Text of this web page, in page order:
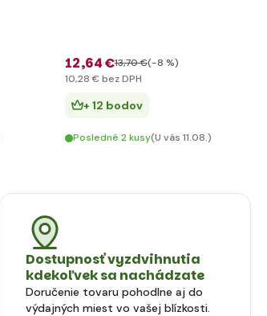
12,64 €13,70 €(-8 %)
10,28 € bez DPH
+ 12 bodov
Posledné 2 kusy(U vás 11.08.)
Dostupnosť vyzdvihnutia
kdekoľvek sa nachádzate
Doručenie tovaru pohodlne aj do
výdajných miest vo vašej blízkosti.